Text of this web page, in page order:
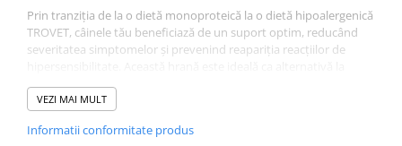
Culcușuri & Saltele Pisici
Ansambluri Pisici
Cuști & Genți Pisici
Litiere Pisici
Jucării Pisici
Prin tranziția de la o dietă monoproteică la o dietă hipoalergenică
TROVET, câinele tău beneficiază de un suport optim, reducând
severitatea simptomelor și prevenind reapariția reacțiilor de
alimentele care declanșează reacții adverse.
dieta se bazează pe o singură sursă de proteine animale și o
VEZI MAI MULT
Informatii conformitate produs